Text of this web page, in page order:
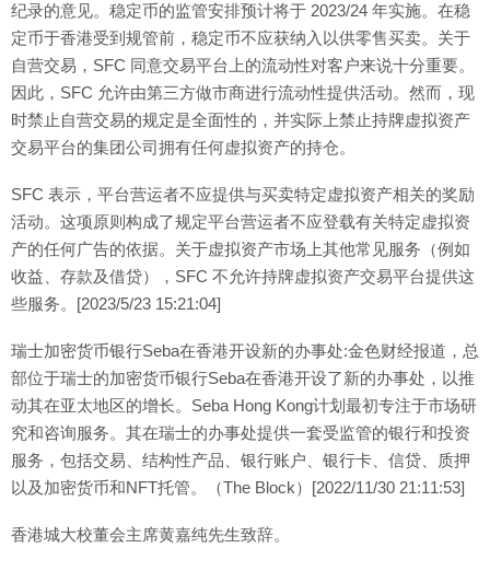
纪录的意见。稳定币的监管安排预计将于 2023/24 年实施。在稳
定币于香港受到规管前，稳定币不应获纳入以供零售买卖。关于
自营交易，SFC 同意交易平台上的流动性对客户来说十分重要。
因此，SFC 允许由第三方做市商进行流动性提供活动。然而，现
时禁止自营交易的规定是全面性的，并实际上禁止持牌虚拟资产
交易平台的集团公司拥有任何虚拟资产的持仓。
SFC 表示，平台营运者不应提供与买卖特定虚拟资产相关的奖励
活动。这项原则构成了规定平台营运者不应登载有关特定虚拟资
产的任何广告的依据。关于虚拟资产市场上其他常见服务（例如
收益、存款及借贷），SFC 不允许持牌虚拟资产交易平台提供这
些服务。[2023/5/23 15:21:04]
瑞士加密货币银行Seba在香港开设新的办事处:金色财经报道，总
部位于瑞士的加密货币银行Seba在香港开设了新的办事处，以推
动其在亚太地区的增长。Seba Hong Kong计划最初专注于市场研
究和咨询服务。其在瑞士的办事处提供一套受监管的银行和投资
服务，包括交易、结构性产品、银行账户、银行卡、信贷、质押
以及加密货币和NFT托管。（The Block）[2022/11/30 21:11:53]
香港城大校董会主席黄嘉纯先生致辞。